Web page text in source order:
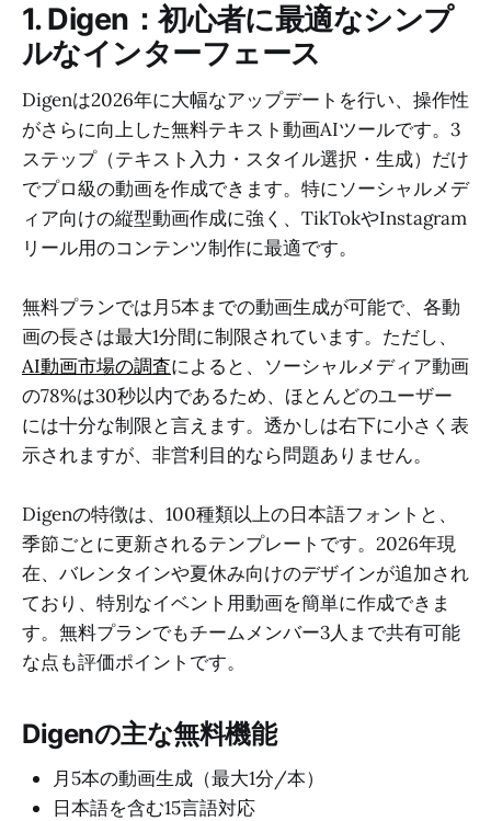
1. Digen：初心者に最適なシンプ
ルなインターフェース
Digenは2026年に大幅なアップデートを行い、操作性
がさらに向上した無料テキスト動画AIツールです。3
ステップ（テキスト入力・スタイル選択・生成）だけ
でプロ級の動画を作成できます。特にソーシャルメデ
ィア向けの縦型動画作成に強く、TikTokやInstagram
リール用のコンテンツ制作に最適です。
無料プランでは月5本までの動画生成が可能で、各動
画の長さは最大1分間に制限されています。ただし、
AI動画市場の調査によると、ソーシャルメディア動画
の78%は30秒以内であるため、ほとんどのユーザー
には十分な制限と言えます。透かしは右下に小さく表
示されますが、非営利目的なら問題ありません。
Digenの特徴は、100種類以上の日本語フォントと、
季節ごとに更新されるテンプレートです。2026年現
在、バレンタインや夏休み向けのデザインが追加され
ており、特別なイベント用動画を簡単に作成できま
す。無料プランでもチームメンバー3人まで共有可能
な点も評価ポイントです。
Digenの主な無料機能
月5本の動画生成（最大1分/本）
日本語を含む15言語対応